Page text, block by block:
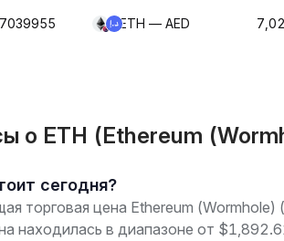
ETH — AED
о ETH (Ethereum
сегодня?
торговая цена Ethereum (Wormhole)
находилась в диапазоне от